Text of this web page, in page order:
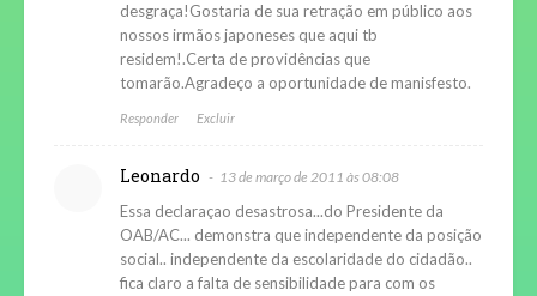
desgraça!Gostaria de sua retração em público aos
nossos irmãos japoneses que aqui tb
residem!.Certa de providências que
tomarão.Agradeço a oportunidade de manisfesto.
Responder Excluir
Leonardo 13 de março de 2011 às 08:08
Essa declaraçao desastrosa...do Presidente da
OAB/AC... demonstra que independente da posição
social.. independente da escolaridade do cidadão..
fica claro a falta de sensibilidade para com os